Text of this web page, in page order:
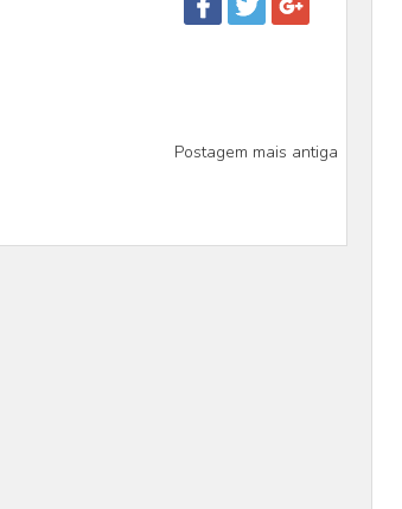
Postagem mais antiga